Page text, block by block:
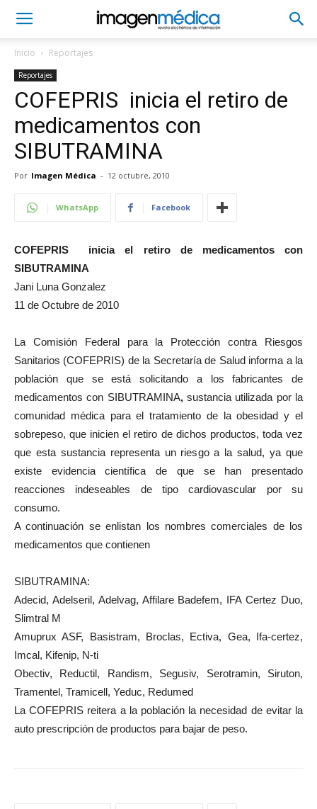
Inicio Reportajes
Reportajes
COFEPRIS inicia el retiro de
medicamentos con
SIBUTRAMINA
Por Imagen Médica - 12 octubre, 2010
WhatsApp Facebook
COFEPRIS inicia el retiro de medicamentos con
SIBUTRAMINA
Jani Luna Gonzalez
11 de Octubre de 2010
La Comisión Federal para la Protección contra Riesgos
Sanitarios (COFEPRIS) de la Secretaría de Salud informa a la
población que se está solicitando a los fabricantes de
medicamentos con SIBUTRAMINA,sustancia utilizada por la
comunidad médica para el tratamiento de la obesidad y el
sobrepeso, que inicien el retiro de dichos productos, toda vez
que esta sustancia representa un riesgo a la salud, ya que
existe evidencia científica de que se han presentado
reacciones indeseables de tipo cardiovascular por su
consumo.
A continuación se enlistan los nombres comerciales de los
medicamentos que contienen
SIBUTRAMINA:
Adecid, Adelseril, Adelvag, Affilare Badefem, IFA Certez Duo,
Slimtral M
Amuprux ASF, Basistram, Broclas, Ectiva, Gea, Ifa-certez,
Imcal, Kifenip, N-ti
Obectiv, Reductil, Randism, Segusiv, Serotramin, Siruton,
Tramentel, Tramicell, Yeduc, Redumed
La COFEPRIS reitera a la población la necesidad de evitar la
auto prescripción de productos para bajar de peso.